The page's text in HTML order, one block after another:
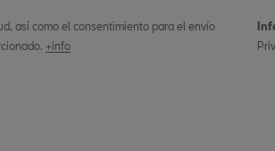
así como el consentimiento para el envío
+info